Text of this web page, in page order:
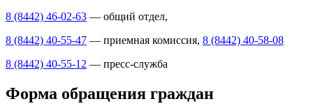
8 (8442) 46-02-63 — общий отдел,
8 (8442) 40-55-47 — приемная комиссия, 8 (8442) 40-58-08
8 (8442) 40-55-12 — пресс-служба
Форма обращения граждан